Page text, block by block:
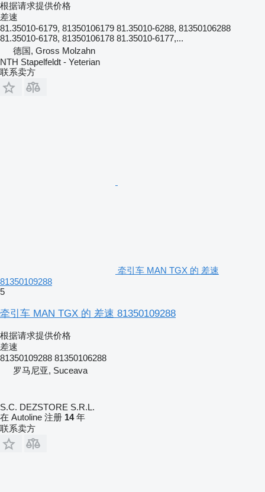
根据请求提供价格
差速
81.35010-6179, 81350106179 81.35010-6288, 81350106288
81.35010-6178, 81350106178 81.35010-6177,...
德国, Gross Molzahn
NTH Stapelfeldt - Yeterian
联系卖方
牵引车 MAN TGX 的 差速
81350109288
5
牵引车 MAN TGX 的 差速 81350109288
根据请求提供价格
差速
81350109288 81350106288
罗马尼亚, Suceava
S.C. DEZSTORE S.R.L.
在 Autoline 注册 14年
联系卖方